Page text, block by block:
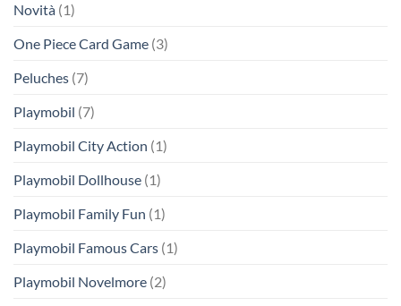
Novità (1)
One Piece Card Game (3)
Peluches (7)
Playmobil (7)
Playmobil City Action (1)
Playmobil Dollhouse (1)
Playmobil Family Fun (1)
Playmobil Famous Cars (1)
Playmobil Novelmore (2)